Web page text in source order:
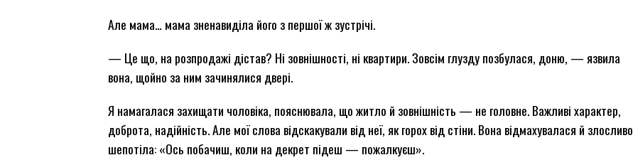
Але мама… мама зненавиділа його з першої ж зустрічі.
— Це що, на розпродажі дістав? Ні зовнішності, ні квартири. Зовсім глузду позбулася, доню, — язвила
вона, щойно за ним зачинялися двері.
Я намагалася захищати чоловіка, пояснювала, що житло й зовнішність — не головне. Важливі характер,
доброта, надійність. Але мої слова відскакували від неї, як горох від стіни. Вона відмахувалася й злосливо
шепотіла: «Ось побачиш, коли на декрет підеш — пожалкуєш».